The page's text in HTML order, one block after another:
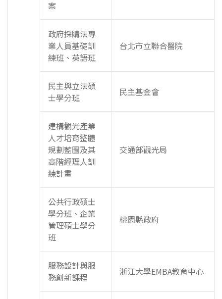
案
政府採購法專
業人員基礎訓
練班、英語班
台北市立聯合醫院
民主與立法碩
士學分班
民主基金會
建構觀光產業
人才培育整體
規劃藍圖及其
高階經理人訓
練計畫
交通部觀光局
公共行政碩士
學分班、企業
管理碩士學分
班
桃園縣政府
服務設計與服
務創新課程
浙江大學EMBA教育中心